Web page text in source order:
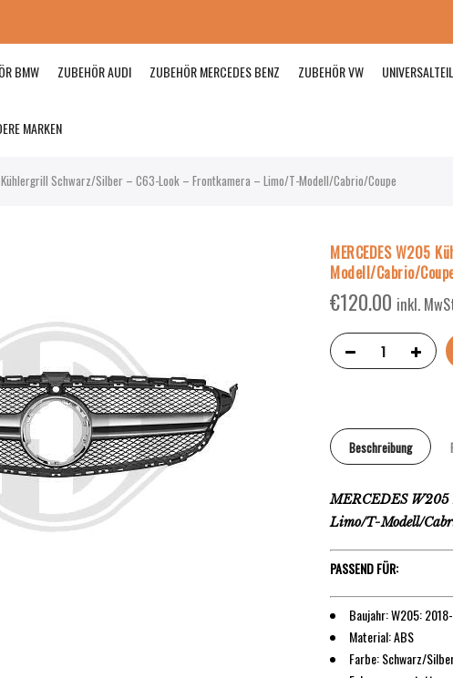
BMW ZUBEHÖR AUDI ZUBEHÖR MERCEDES BENZ ZUBEHÖR VW
MARKEN
Kühlergrill Schwarz/Silber – C63-Look – Frontkamera – Limo/T-Modell/Cabrio/Coupe
MERCEDES W205
Modell/Cabrio/
€120.00 inkl.
Beschreibung
MERCEDES
Limo/T-Modell/
PASSEND FÜR:
Baujahr: W205:
Material: ABS
Farbe: Schwarz/